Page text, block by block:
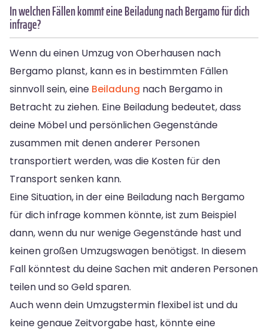
In welchen Fällen kommt eine Beiladung nach Bergamo für dich
infrage?
Wenn du einen Umzug von Oberhausen nach
Bergamo planst, kann es in bestimmten Fällen
sinnvoll sein, eine Beiladung nach Bergamo in
Betracht zu ziehen. Eine Beiladung bedeutet, dass
deine Möbel und persönlichen Gegenstände
zusammen mit denen anderer Personen
transportiert werden, was die Kosten für den
Transport senken kann.
Eine Situation, in der eine Beiladung nach Bergamo
für dich infrage kommen könnte, ist zum Beispiel
dann, wenn du nur wenige Gegenstände hast und
keinen großen Umzugswagen benötigst. In diesem
Fall könntest du deine Sachen mit anderen Personen
teilen und so Geld sparen.
Auch wenn dein Umzugstermin flexibel ist und du
keine genaue Zeitvorgabe hast, könnte eine